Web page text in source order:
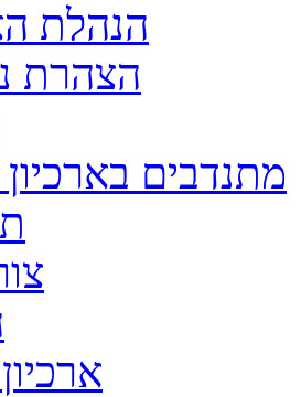
הנהלת
הצהרת
מתנדבים בארכיון